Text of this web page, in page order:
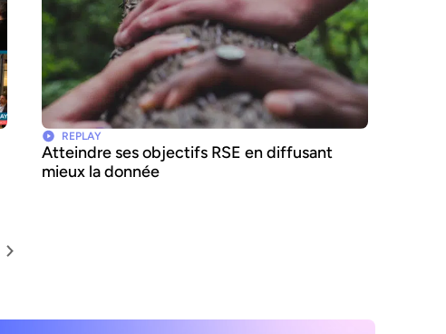
REPLAY
Atteindre ses objectifs RSE en diffusant
mieux la donnée